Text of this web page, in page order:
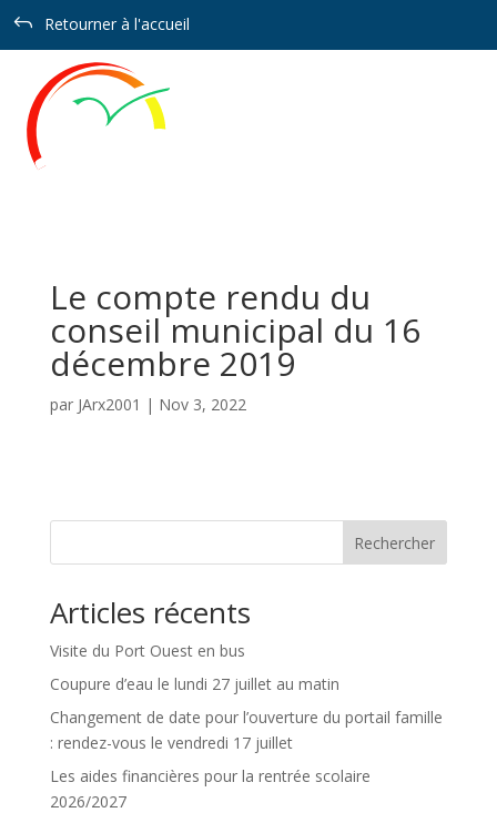
J Retourner à l'accueil
Le compte rendu du
conseil municipal du 16
décembre 2019
par JArx2001 | Nov 3, 2022
Rechercher
Articles récents
Visite du Port Ouest en bus
Coupure d’eau le lundi 27 juillet au matin
Changement de date pour l’ouverture du portail famille
: rendez-vous le vendredi 17 juillet
Les aides financières pour la rentrée scolaire
2026/2027
Panneau de gestion des cookies